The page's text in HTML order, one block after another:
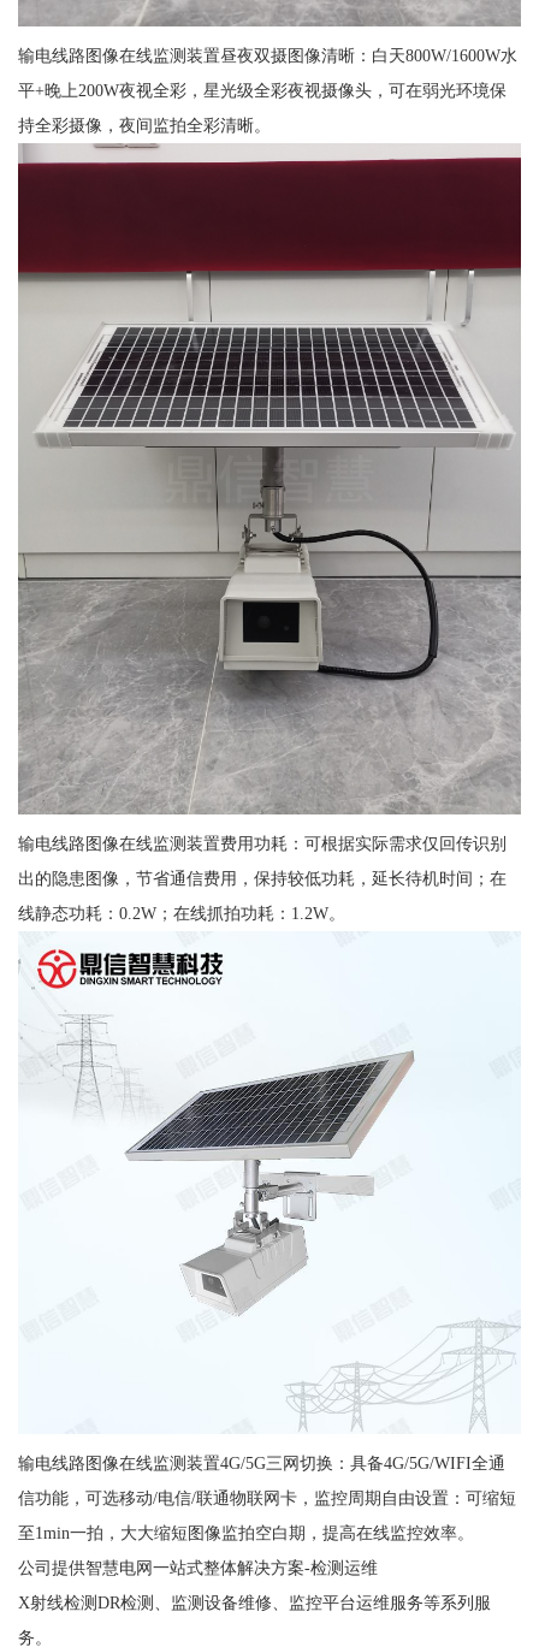
输电线路图像在线监测装置昼夜双摄图像清晰：白天800W/1600W水
平+晚上200W夜视全彩，星光级全彩夜视摄像头，可在弱光环境保
持全彩摄像，夜间监拍全彩清晰。
输电线路图像在线监测装置费用功耗：可根据实际需求仅回传识别
出的隐患图像，节省通信费用，保持较低功耗，延长待机时间；在
线静态功耗：0.2W；在线抓拍功耗：1.2W。
输电线路图像在线监测装置4G/5G三网切换：具备4G/5G/WIFI全通
信功能，可选移动/电信/联通物联网卡，监控周期自由设置：可缩短
至1min一拍，大大缩短图像监拍空白期，提高在线监控效率。
公司提供智慧电网一站式整体解决方案-检测运维
X射线检测DR检测、监测设备维修、监控平台运维服务等系列服
务。